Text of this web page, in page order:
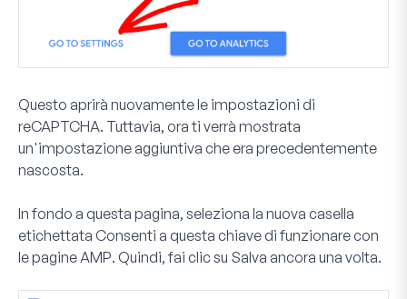
Questo aprirà nuovamente le impostazioni di
reCAPTCHA. Tuttavia, ora ti verrà mostrata
un'impostazione aggiuntiva che era precedentemente
nascosta.
In fondo a questa pagina, seleziona la nuova casella
etichettata Consenti a questa chiave di funzionare con
le pagine AMP. Quindi, fai clic su Salva ancora una volta.